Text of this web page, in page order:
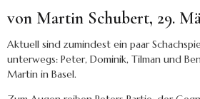
von Martin Schubert, 29.
Aktuell sind zumindest ein paar
unterwegs: Peter, Dominik, Tilman und
Martin in Basel.